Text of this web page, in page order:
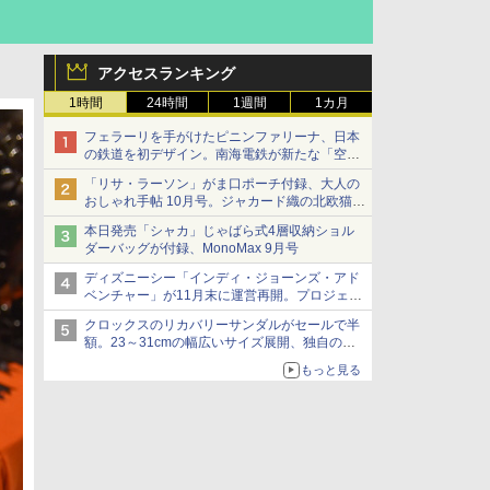
アクセスランキング
1時間 24時間 1週間 1カ月
フェラーリを手がけたピニンファリーナ、日本
の鉄道を初デザイン。南海電鉄が新たな「空港
特急」をなにわ筋線へ導入
「リサ・ラーソン」がま口ポーチ付録、大人の
おしゃれ手帖 10月号。ジャカード織の北欧猫デ
ザイン
本日発売「シャカ」じゃばら式4層収納ショル
ダーバッグが付録、MonoMax 9月号
ディズニーシー「インディ・ジョーンズ・アド
ベンチャー」が11月末に運営再開。プロジェク
ションマッピングを追加、DPAは1500円
クロックスのリカバリーサンダルがセールで半
額。23～31cmの幅広いサイズ展開、独自のク
もっと見る